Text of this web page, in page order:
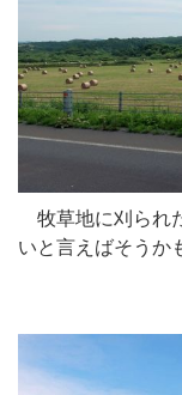
牧草地に刈られ
いと言えばそうか